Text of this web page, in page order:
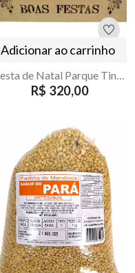
Adicionar ao carrinho
Cesta de Natal Parque Tingui – Armazém Seu Luiz
R$ 320,00